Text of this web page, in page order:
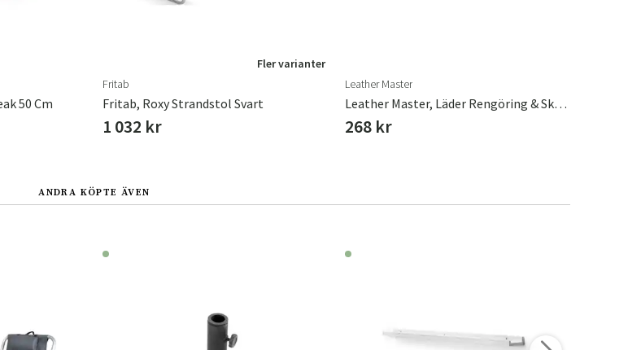
50 Cm
Fler varianter
Fritab
Fritab, Roxy Strandstol Svart
1 032 kr
Leather Master
Leather Master, Läder Rengöring & Skydd Mini 2 X 100 Ml
268 kr
ANDRA KÖPTE ÄVEN